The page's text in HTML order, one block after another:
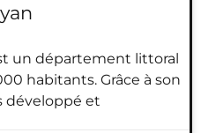
un département littoral
habitants. Grâce à son
développé et